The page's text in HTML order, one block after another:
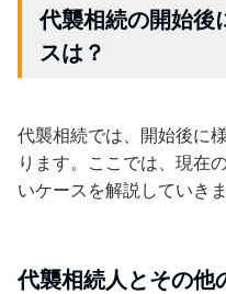
代襲相続の開始後
スは？
代襲相続では、開始後に
ります。ここでは、現在
いケースを解説していきま
代襲相続人とその他